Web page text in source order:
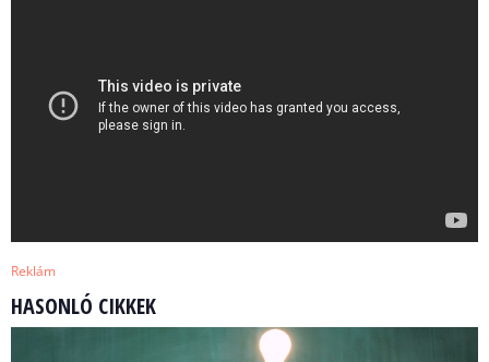
Reklám
HASONLÓ CIKKEK